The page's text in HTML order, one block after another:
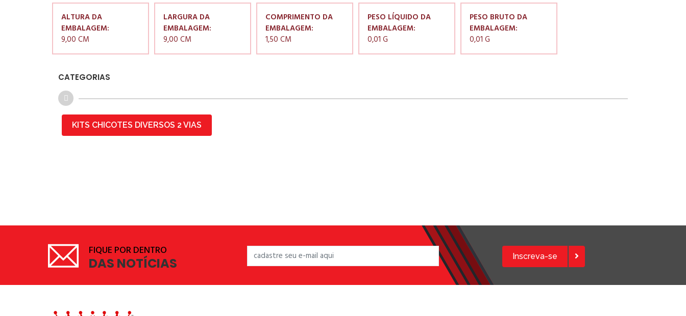
ALTURA DA
EMBALAGEM:
9,00 CM
LARGURA DA
EMBALAGEM:
9,00 CM
COMPRIMENTO DA
EMBALAGEM:
1,50 CM
PESO LÍQUIDO DA
EMBALAGEM:
0,01 G
PESO BRUTO DA
EMBALAGEM:
0,01 G
CATEGORIAS
KITS CHICOTES DIVERSOS 2 VIAS
FIQUE POR DENTRO
DAS NOTÍCIAS Inscreva-se